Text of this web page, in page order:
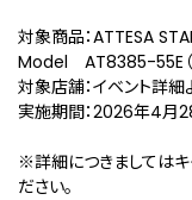
対象商品：ATTESA
Model AT8385-55E（
対象店舗：イベント詳細
実施期間：2026年4月
※詳細につきましてはキ
ださい。